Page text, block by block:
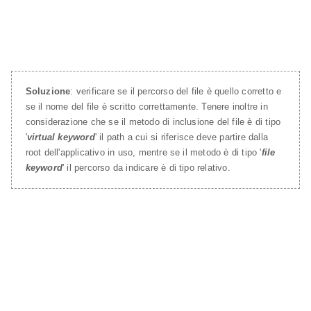
Soluzione: verificare se il percorso del file è quello corretto e
se il nome del file è scritto correttamente. Tenere inoltre in
considerazione che se il metodo di inclusione del file è di tipo
'virtual keyword' il path a cui si riferisce deve partire dalla
root dell'applicativo in uso, mentre se il metodo è di tipo 'file
keyword' il percorso da indicare è di tipo relativo.